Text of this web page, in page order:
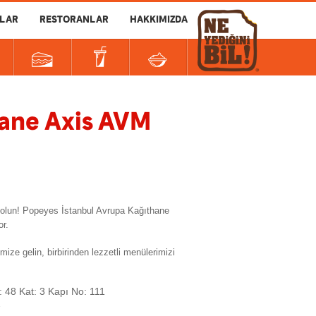
RESTORANLAR HAKKIMIZDA
Axis AVM
Popeyes İstanbul Avrupa Kağıthane
gelin, birbirinden lezzetli menülerimizi
Kat: 3 Kapı No: 111